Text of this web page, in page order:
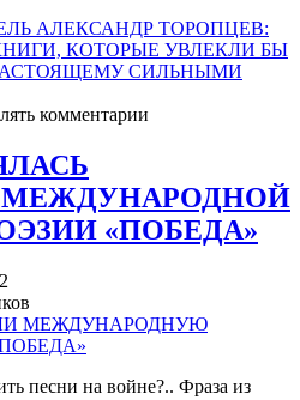
АЛЕКСАНДР ТОРОПЦЕВ:
КОТОРЫЕ УВЛЕКЛИ БЫ
СИЛЬНЫМИ
комментарии
МЕЖДУНАРОДНОЙ
«ПОБЕДА»
песни на войне?.. Фраза из